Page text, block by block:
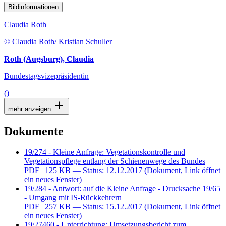
Bildinformationen
Claudia Roth
© Claudia Roth/ Kristian Schuller
Roth (Augsburg), Claudia
Bundestagsvizepräsidentin
()
mehr anzeigen
Dokumente
19/274 - Kleine Anfrage: Vegetationskontrolle und
Vegetationspflege entlang der Schienenwege des Bundes
PDF | 125 KB — Status: 12.12.2017 (Dokument, Link öffnet
ein neues Fenster)
19/284 - Antwort: auf die Kleine Anfrage - Drucksache 19/65
- Umgang mit IS-Rückkehrern
PDF | 257 KB — Status: 15.12.2017 (Dokument, Link öffnet
ein neues Fenster)